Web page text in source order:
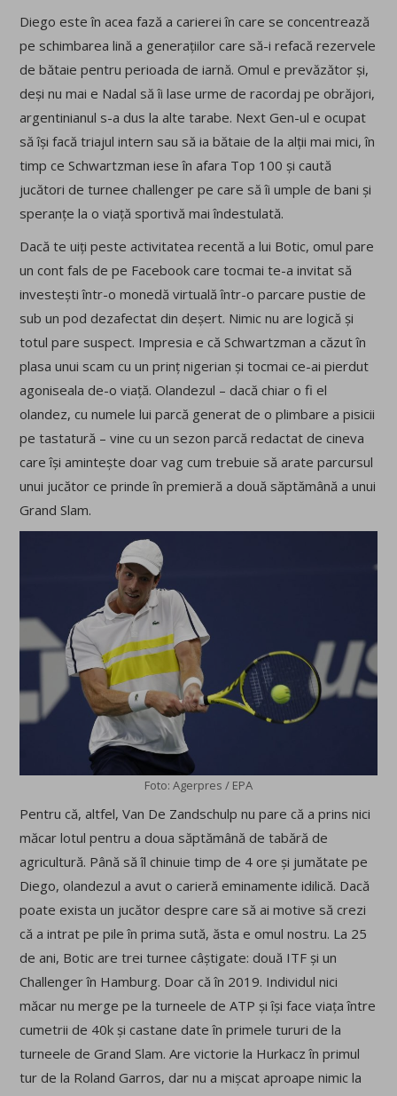
Diego este în acea fază a carierei în care se concentrează
pe schimbarea lină a generațiilor care să-i refacă rezervele
de bătaie pentru perioada de iarnă. Omul e prevăzător și,
deși nu mai e Nadal să îi lase urme de racordaj pe obrăjori,
argentinianul s-a dus la alte tarabe. Next Gen-ul e ocupat
să își facă triajul intern sau să ia bătaie de la alții mai mici, în
timp ce Schwartzman iese în afara Top 100 și caută
jucători de turnee challenger pe care să îi umple de bani și
speranțe la o viață sportivă mai îndestulată.
Dacă te uiți peste activitatea recentă a lui Botic, omul pare
un cont fals de pe Facebook care tocmai te-a invitat să
investești într-o monedă virtuală într-o parcare pustie de
sub un pod dezafectat din deșert. Nimic nu are logică și
totul pare suspect. Impresia e că Schwartzman a căzut în
plasa unui scam cu un prinț nigerian și tocmai ce-ai pierdut
agoniseala de-o viață. Olandezul – dacă chiar o fi el
olandez, cu numele lui parcă generat de o plimbare a pisicii
pe tastatură – vine cu un sezon parcă redactat de cineva
care își amintește doar vag cum trebuie să arate parcursul
unui jucător ce prinde în premieră a două săptămână a unui
Grand Slam.
Foto: Agerpres / EPA
Pentru că, altfel, Van De Zandschulp nu pare că a prins nici
măcar lotul pentru a doua săptămână de tabără de
agricultură. Până să îl chinuie timp de 4 ore și jumătate pe
Diego, olandezul a avut o carieră eminamente idilică. Dacă
poate exista un jucător despre care să ai motive să crezi
că a intrat pe pile în prima sută, ăsta e omul nostru. La 25
de ani, Botic are trei turnee câștigate: două ITF și un
Challenger în Hamburg. Doar că în 2019. Individul nici
măcar nu merge pe la turneele de ATP și își face viața între
cumetrii de 40k și castane date în primele tururi de la
turneele de Grand Slam. Are victorie la Hurkacz în primul
tur de la Roland Garros, dar nu a mișcat aproape nimic la